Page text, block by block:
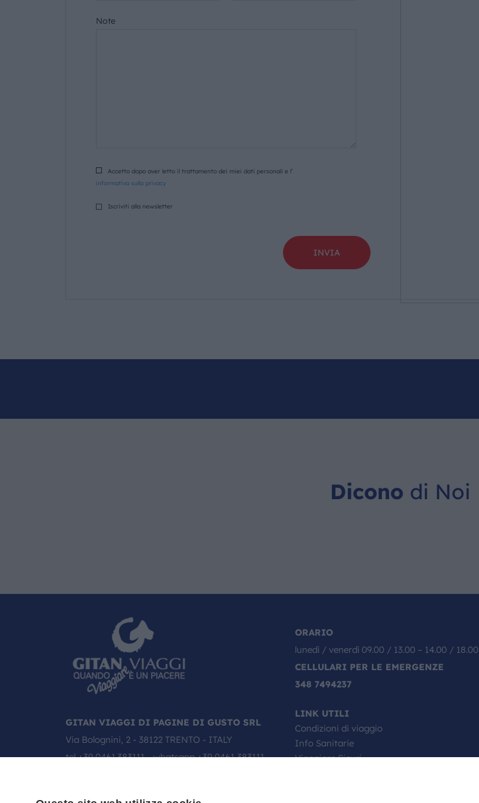
Note
Accetto dopo aver letto il trattamento dei miei dati personali e l’
informativa sulla privacy
Iscriviti alla newsletter
Dicono di Noi
GITAN VIAGGI DI PAGINE DI GUSTO SRL
Via Bolognini, 2 - 38122 TRENTO - ITALY
tel+39 0461.383111- whatsapp+39 0461 383111
ORARIO
lunedì / venerdì 09.00 / 13.00 – 14.00 / 18.00
CELLULARI PER LE EMERGENZE
348 7494237
LINK UTILI
Condizioni di viaggio
Info Sanitarie
Viaggiare Sicuri